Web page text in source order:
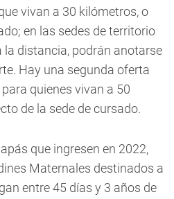
vivan a 30 kilómetros, o
en las sedes de territorio
la distancia, podrán anotarse
Hay una segunda oferta
quienes vivan a 50
de la sede de cursado.
que ingresen en 2022,
Maternales destinados a
entre 45 días y 3 años de